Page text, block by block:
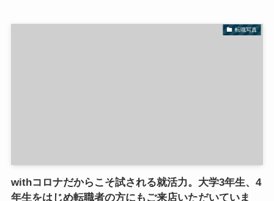
転職写真
withコロナだからこそ試される就活力。大学3年生、4
年生をはじめ転職者の方にもご来店いただいていま